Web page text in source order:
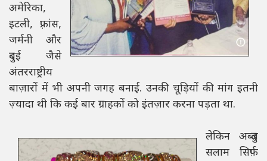
अमेरिका,
इटली, फ़्रांस,
जर्मनी और
दुबई जैसे
अंतरराष्ट्रीय
बाज़ारों में भी अपनी जगह बनाई. उनकी चूड़ियों की मांग इतनी
ज़्यादा थी कि कई बार ग्राहकों को इंतज़ार करना पड़ता था.
लेकिन अब्दुल
सलाम सिर्फ़